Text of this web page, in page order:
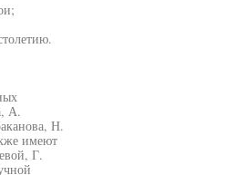
А.
Н.
имеют
Г.